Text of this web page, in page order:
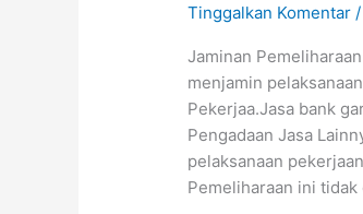
Tinggalkan Komentar /
Jaminan
menjamin
Pekerjaa.Jasa bank
Pengadaan Jasa
pelaksanaan
Pemeliharaan ini